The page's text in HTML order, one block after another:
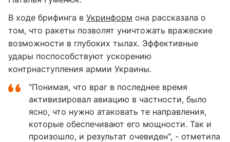
В ходе брифинга в Укринформ она рассказала о
том, что ракеты позволят уничтожать вражеские
возможности в глубоких тылах. Эффективные
удары поспособствуют ускорению
контрнаступления армии Украины.
"Понимая, что враг в последнее время
активизировал авиацию в частности, было
ясно, что нужно атаковать те направления,
которые обеспечивают его мощности. Так и
произошло, и результат очевиден", - отметила